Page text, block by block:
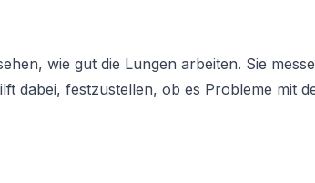
wie gut die Lungen arbeiten. Sie
dabei, festzustellen, ob es Probleme mit